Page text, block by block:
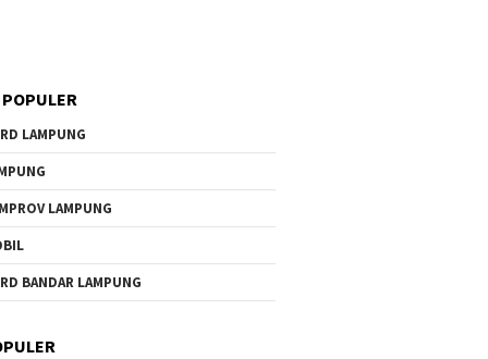
LAMPUNG
LAMPUNG
BANDAR LAMPUNG